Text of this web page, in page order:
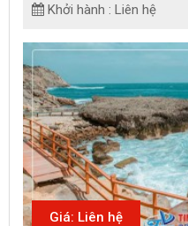
Khởi hành : Liên hệ
Giá: Liên hệ